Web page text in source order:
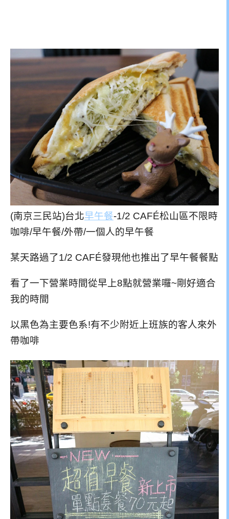
(南京三民站)台北早午餐-1/2 CAFÉ松山區不限時
咖啡/早午餐/外帶/一個人的早午餐
某天路過了1/2 CAFÉ發現他也推出了早午餐餐點
看了一下營業時間從早上8點就營業囉~剛好適合
我的時間
以黑色為主要色系!有不少附近上班族的客人來外
帶咖啡